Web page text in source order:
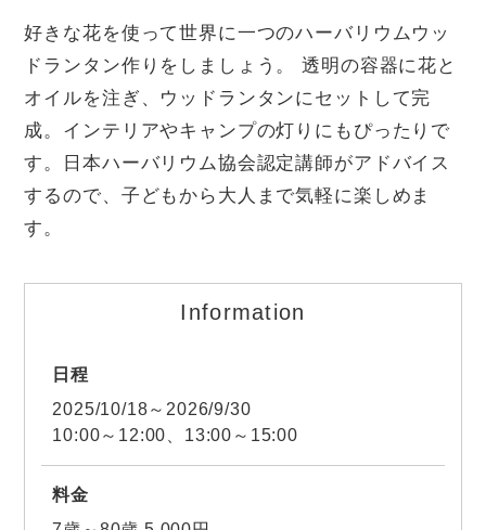
好きな花を使って世界に一つのハーバリウムウッ
ドランタン作りをしましょう。 透明の容器に花と
オイルを注ぎ、ウッドランタンにセットして完
成。インテリアやキャンプの灯りにもぴったりで
す。日本ハーバリウム協会認定講師がアドバイス
するので、子どもから大人まで気軽に楽しめま
す。
Information
日程
2025/10/18～2026/9/30
10:00～12:00、13:00～15:00
料金